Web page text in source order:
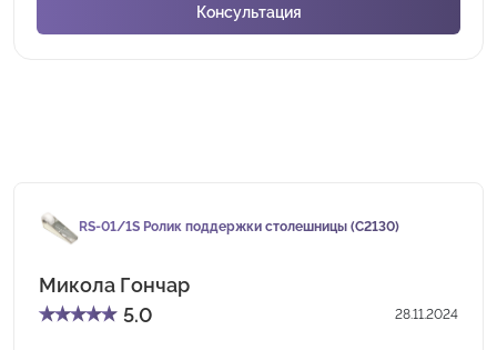
RS-01/1S Ролик поддержки столешницы (C2130)
Микола Гончар
★★★★★ 5.0 28.11.2024